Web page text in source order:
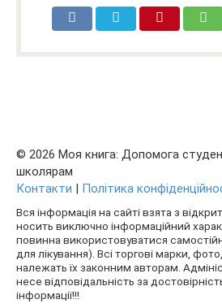
© 2026 Моя книга: Допомога
школярам
Контакти | Політика
Вся інформація на сайті взята з
носить виключно інформаційний
повинна використовуватися
для лікування). Всі торгові марки, фото,
належать їх законним авторам.
несе відповідальність за
інформації!!!